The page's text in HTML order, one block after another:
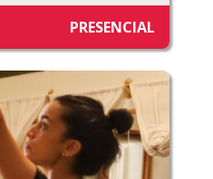
PRESENCIAL